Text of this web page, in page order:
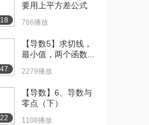
要用上平方差公式
766播放
【导数5】求切线，
最小值，两个函数...
2279播放
【导数】6、导数与
零点（下）
1108播放